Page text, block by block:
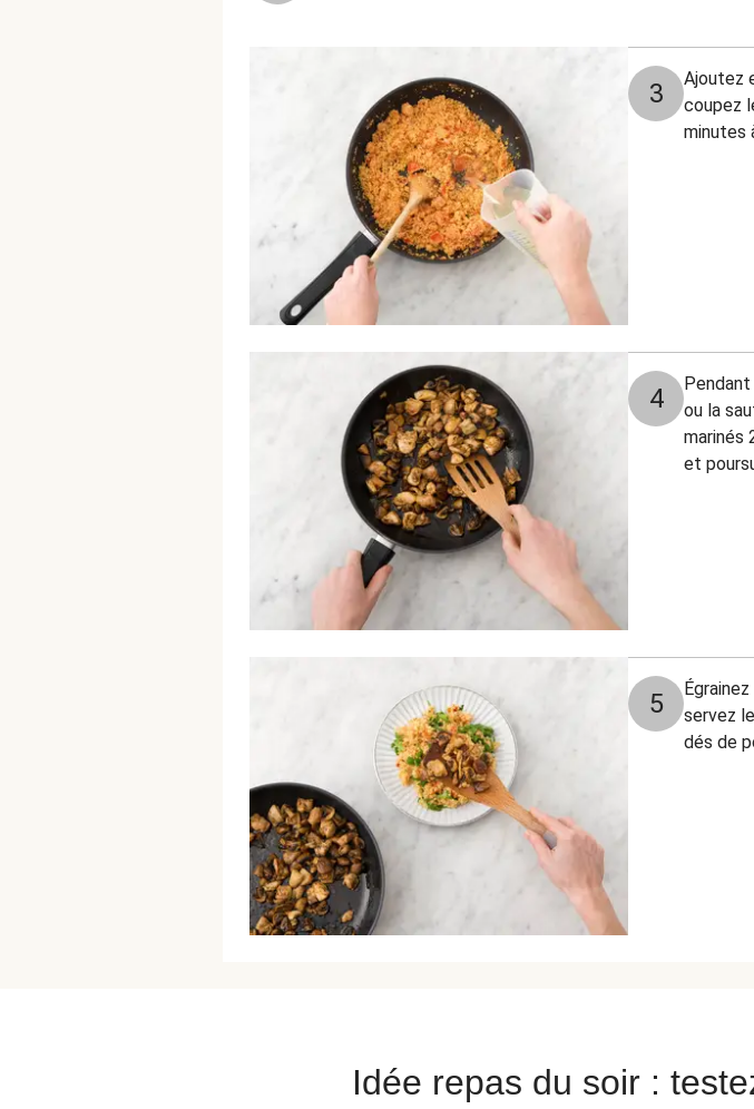
3
Ajoutez
coupez
minutes
4
ou la
marinés
et
5
servez
dés de
Idée repas du soir :